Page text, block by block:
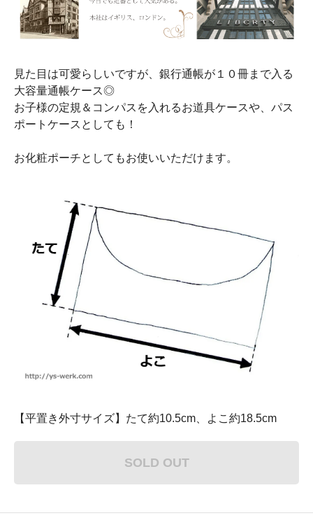
見た目は可愛らしいですが、銀行通帳が１０冊まで入る
大容量通帳ケース◎
お子様の定規＆コンパスを入れるお道具ケースや、パス
ポートケースとしても！
お化粧ポーチとしてもお使いいただけます。
【平置き外寸サイズ】たて約10.5cm、よこ約18.5cm
SOLD OUT